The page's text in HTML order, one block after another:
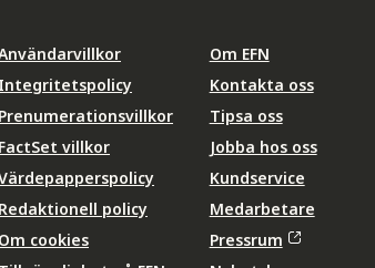
Integritetspolicy
Prenumerationsvillkor
FactSet villkor
Redaktionell policy
Om cookies
Om EFN
Kontakta oss
Tipsa oss
Jobba hos oss
Kundservice
Medarbetare
Pressrum